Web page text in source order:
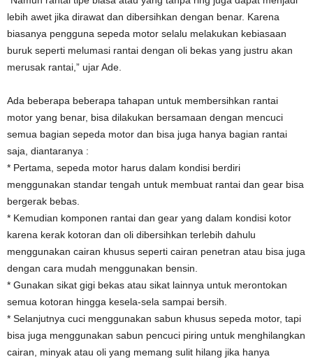
lebih awet jika dirawat dan dibersihkan dengan benar. Karena
biasanya pengguna sepeda motor selalu melakukan kebiasaan
buruk seperti melumasi rantai dengan oli bekas yang justru akan
merusak rantai,” ujar Ade.
Ada beberapa beberapa tahapan untuk membersihkan rantai
motor yang benar, bisa dilakukan bersamaan dengan mencuci
semua bagian sepeda motor dan bisa juga hanya bagian rantai
saja, diantaranya :
* Pertama, sepeda motor harus dalam kondisi berdiri
menggunakan standar tengah untuk membuat rantai dan gear bisa
bergerak bebas.
* Kemudian komponen rantai dan gear yang dalam kondisi kotor
karena kerak kotoran dan oli dibersihkan terlebih dahulu
menggunakan cairan khusus seperti cairan penetran atau bisa juga
dengan cara mudah menggunakan bensin.
* Gunakan sikat gigi bekas atau sikat lainnya untuk merontokan
semua kotoran hingga kesela-sela sampai bersih.
* Selanjutnya cuci menggunakan sabun khusus sepeda motor, tapi
bisa juga menggunakan sabun pencuci piring untuk menghilangkan
cairan, minyak atau oli yang memang sulit hilang jika hanya